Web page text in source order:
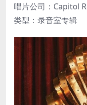
唱片公司：Capitol
类型：录音室专辑